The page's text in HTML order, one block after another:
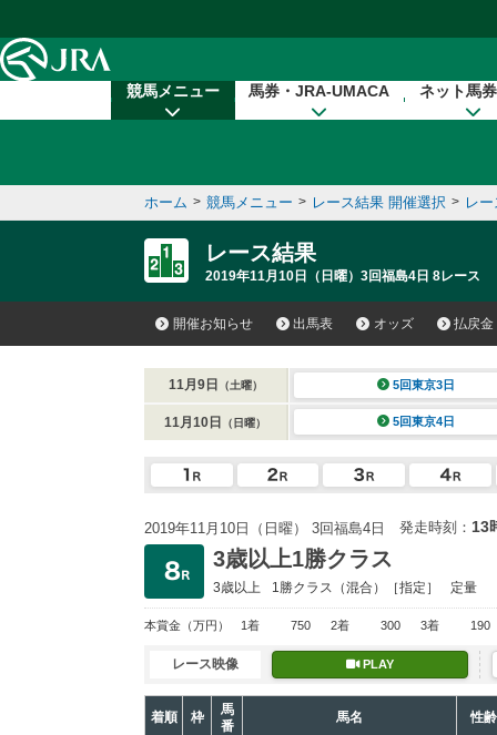
競馬メニュー 馬券・JRA-UMACA ネット馬
ホーム > 競馬メニュー > レース結果 開催選択 > レ
レース結果
2019年11月10日（日曜）3回福島4日 8レース
開催お知らせ 出馬表 オッズ 払戻金
11月9日 （土曜） 5回東京3日
11月10日 （日曜） 5回東京4日
2019年11月10日（日曜） 3回福島4日 発走時刻： 13
3歳以上1勝クラス
3歳以上 1勝クラス （混合）［指定］ 定量
本賞金 （万円） 1着 750 2着 300 3着 190
レース映像 PLAY
着順 枠
馬
番
馬名 性齢